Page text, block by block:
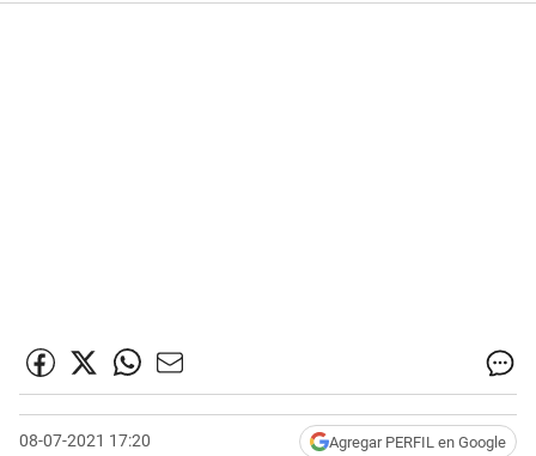
08-07-2021 17:20 Agregar PERFIL en Google